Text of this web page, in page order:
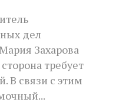
дел
Захарова
требует
В связи с этим